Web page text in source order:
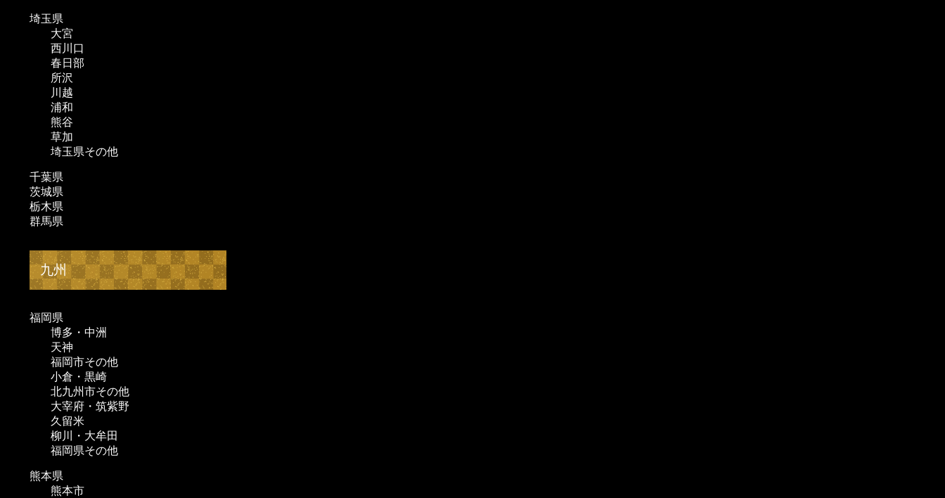
埼玉県
大宮
西川口
春日部
所沢
川越
浦和
熊谷
草加
埼玉県その他
千葉県
茨城県
栃木県
群馬県
九州
福岡県
博多・中洲
天神
福岡市その他
小倉・黒崎
北九州市その他
大宰府・筑紫野
久留米
柳川・大牟田
福岡県その他
熊本県
熊本市